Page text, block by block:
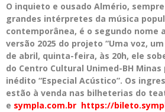
O inquieto e ousado Almério,
grandes intérpretes da música
contemporânea, é o segundo nome
versão 2025 do projeto “Uma voz,
de abril, quinta-feira, às 20h, ele
do Centro Cultural Unimed-BH
inédito “Especial Acústico”. Os
estão à venda nas bilheterias do
e sympla.com.br https://